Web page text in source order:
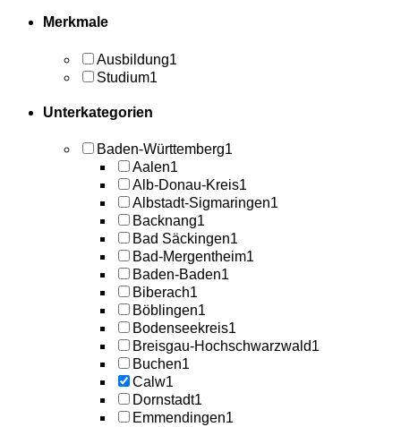
Merkmale
Ausbildung1
Studium1
Unterkategorien
Baden-Württemberg1
Aalen1
Alb-Donau-Kreis1
Albstadt-Sigmaringen1
Backnang1
Bad Säckingen1
Bad-Mergentheim1
Baden-Baden1
Biberach1
Böblingen1
Bodenseekreis1
Breisgau-Hochschwarzwald1
Buchen1
Calw1
Dornstadt1
Emmendingen1